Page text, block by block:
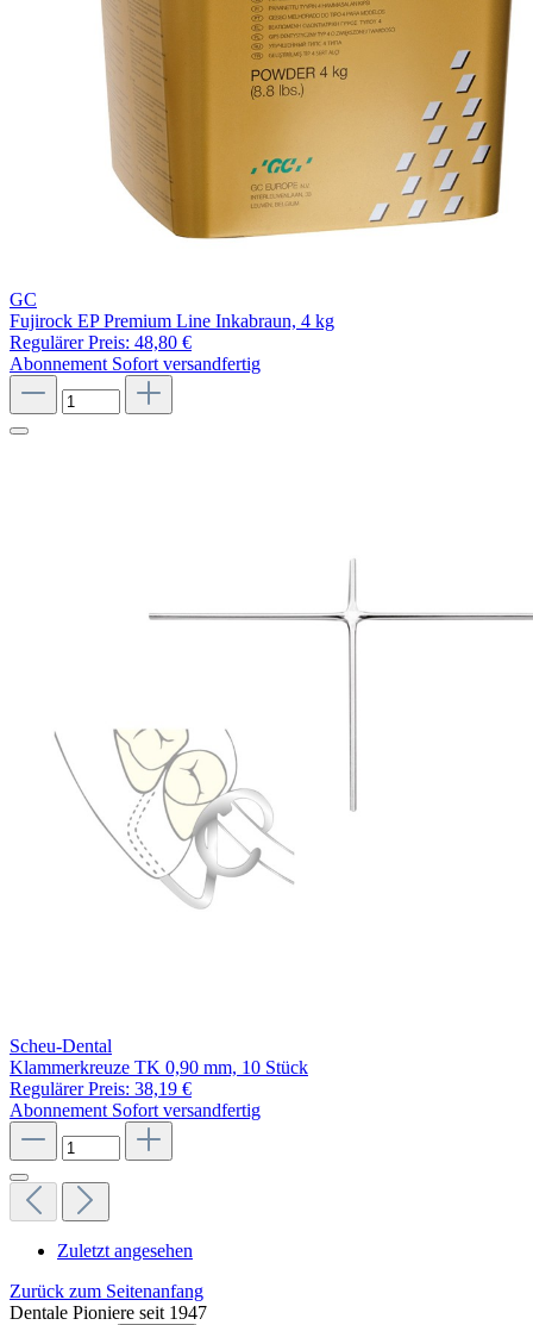
GC
Fujirock EP Premium Line Inkabraun, 4 kg
Regulärer Preis: 48,80 €
Abonnement Sofort versandfertig
Scheu-Dental
Klammerkreuze TK 0,90 mm, 10 Stück
Regulärer Preis: 38,19 €
Abonnement Sofort versandfertig
Zuletzt angesehen
Zurück zum Seitenanfang
Dentale Pioniere seit 1947